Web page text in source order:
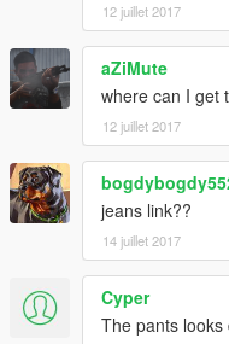
12 juillet 2017
aZiMute
where can I get
12 juillet 2017
jeans link??
14 juillet 2017
Cyper
The pants